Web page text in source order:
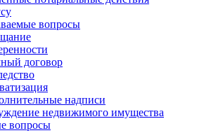
вопросы
договор
надписи
недвижимого имущества
вопросы